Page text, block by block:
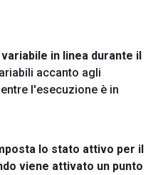
in linea durante il
accanto agli
l'esecuzione è in
lo stato attivo per il
viene attivato un punto